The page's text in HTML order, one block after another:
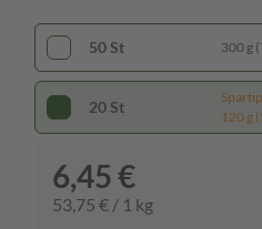
50 St 300 g
20 St
120 g
6,45 €
53,75 € / 1 kg